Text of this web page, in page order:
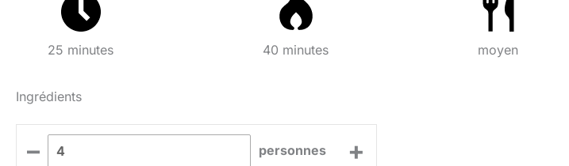
25 minutes 40 minutes moyen
Ingrédients
– personnes +